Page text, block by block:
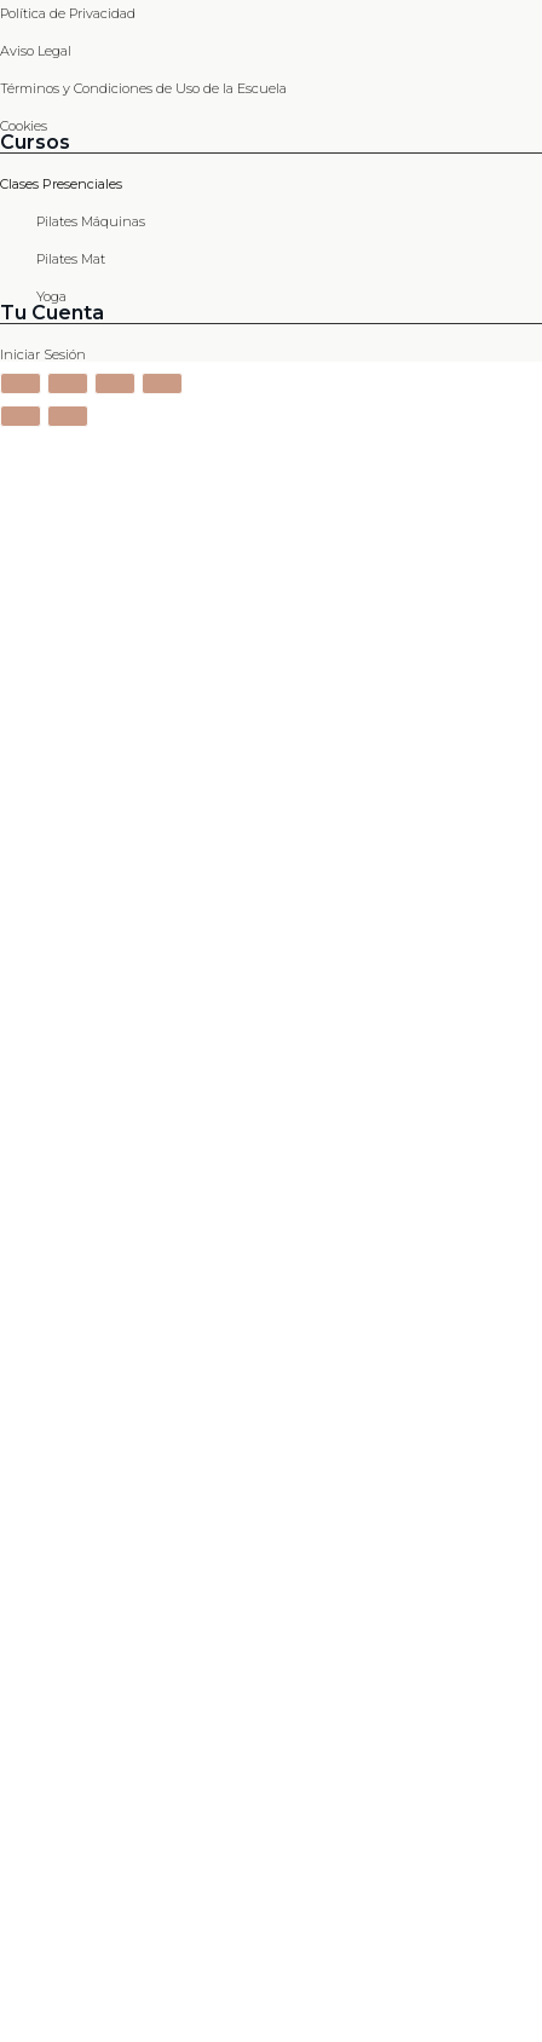
Política de Privacidad
Aviso Legal
Términos y Condiciones de Uso de la Escuela
Cookies
Cursos
Clases Presenciales
Pilates Máquinas
Pilates Mat
Yoga
Tu Cuenta
Iniciar Sesión